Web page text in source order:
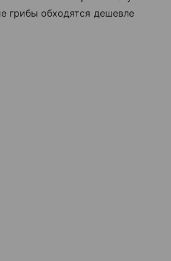
грибы обходятся дешевле